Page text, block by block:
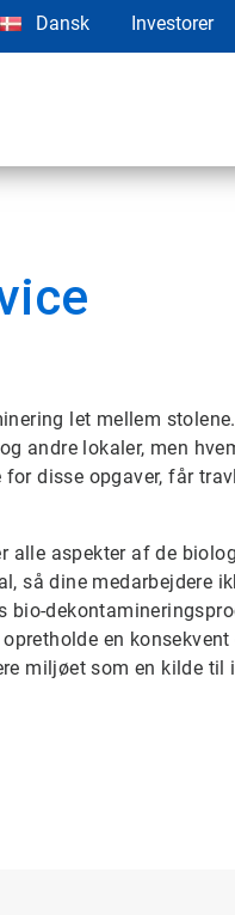
Dansk Investorer
let mellem
andre lokaler, men
disse opgaver, får
alle aspekter af de
så dine medarbejdere
bio-
en konsekvent
miljøet som en kilde til